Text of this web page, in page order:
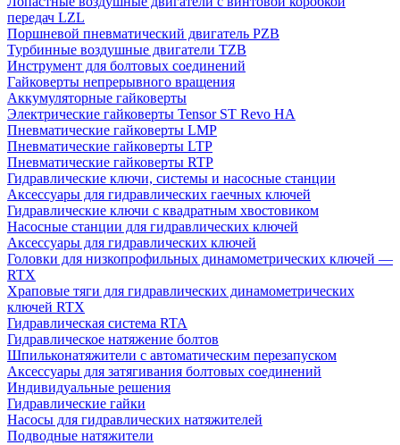
передач LZL
Поршневой пневматический двигатель PZB
Турбинные воздушные двигатели TZB
Инструмент для болтовых соединений
Гайковерты непрерывного вращения
Аккумуляторные гайковерты
Электрические гайковерты Tensor ST Revo HA
Пневматические гайковерты LMP
Пневматические гайковерты LTP
Пневматические гайковерты RTP
Гидравлические ключи, системы и насосные станции
Аксессуары для гидравлических гаечных ключей
Гидравлические ключи с квадратным хвостовиком
Насосные станции для гидравлических ключей
Аксессуары для гидравлических ключей
Головки для низкопрофильных динамометрических ключей —
RTX
Храповые тяги для гидравлических динамометрических
ключей RTX
Гидравлическая система RTA
Гидравлическое натяжение болтов
Шпильконатяжители с автоматическим перезапуском
Аксессуары для затягивания болтовых соединений
Индивидуальные решения
Гидравлические гайки
Насосы для гидравлических натяжителей
Подводные натяжители